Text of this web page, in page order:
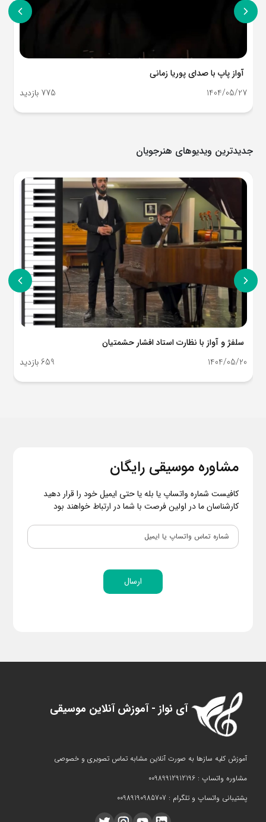
قطعه دلنشین با صدای پوریا زمانی
761 بازدید
1404/05/27
جدیدترین ویدیوهای هنرجویان
1392 بازدید
1402/11/11
مشاوره موسیقی رایگان
کافیست شماره واتساپ یا بله یا حتی ایمیل خود را قرار دهید
کارشناسان ما در اولین فرصت با شما در ارتباط خواهند بود
ارسال
آی نواز - آموزش آنلاین موسیقی
آموزش کلیه سازها به صورت آنلاین مشابه تماس تصویری و خصوصی
مشاوره واتساپ : 00989912912196
پشتیبانی واتساپ و تلگرام : 00989190985707